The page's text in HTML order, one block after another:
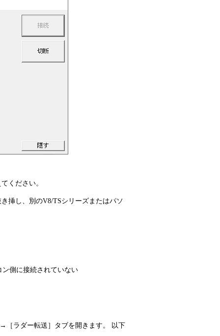
ください。
挿し、別のV8/TSシリーズまたはパソ
側に接続されていない
ラダー転送］タブを開きます。 以下